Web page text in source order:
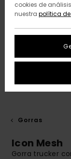
Gorras
Icon Mesh
Gorra trucker
cookies de
nuestra política